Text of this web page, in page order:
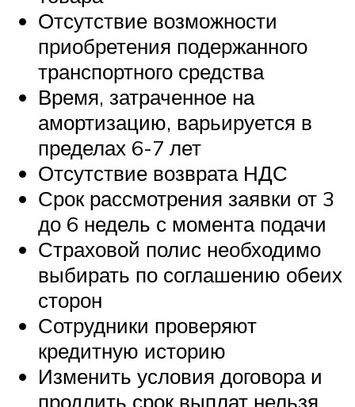
Отсутствие возможности
приобретения подержанного
транспортного средства
Время, затраченное на
амортизацию, варьируется в
пределах 6-7 лет
Отсутствие возврата НДС
Срок рассмотрения заявки от 3
до 6 недель с момента подачи
Страховой полис необходимо
выбирать по соглашению обеих
сторон
Сотрудники проверяют
кредитную историю
Изменить условия договора и
продлить срок выплат нельзя